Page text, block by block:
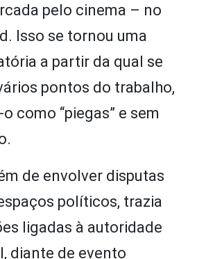
pelo cinema – no
Isso se tornou uma
a partir da qual se
pontos do trabalho,
como “piegas” e sem
de envolver disputas
políticos, trazia
ligadas à autoridade
diante de evento